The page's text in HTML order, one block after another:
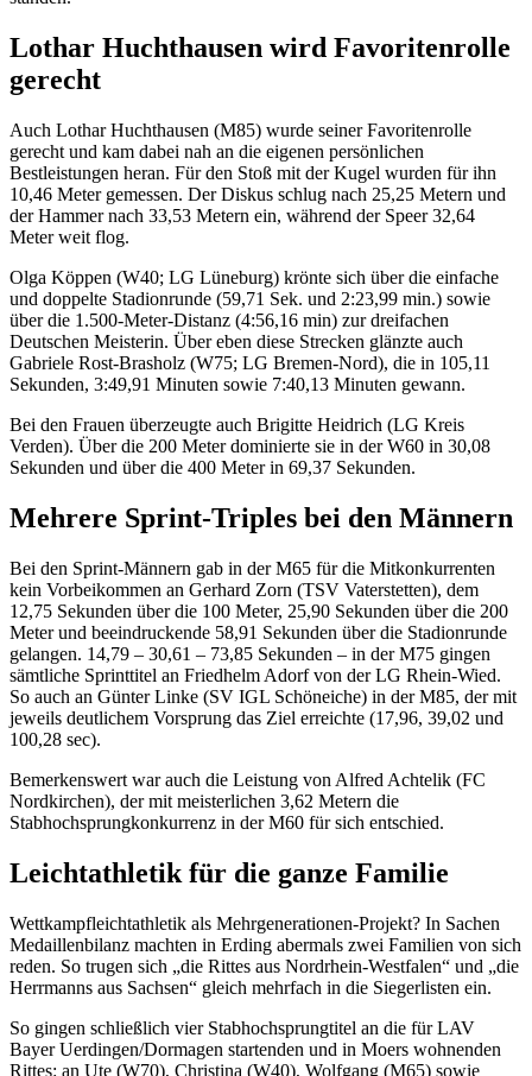
Lothar Huchthausen wird Favoritenrolle
gerecht
Auch Lothar Huchthausen (M85) wurde seiner Favoritenrolle
gerecht und kam dabei nah an die eigenen persönlichen
Bestleistungen heran. Für den Stoß mit der Kugel wurden für ihn
10,46 Meter gemessen. Der Diskus schlug nach 25,25 Metern und
der Hammer nach 33,53 Metern ein, während der Speer 32,64
Meter weit flog.
Olga Köppen (W40; LG Lüneburg) krönte sich über die einfache
und doppelte Stadionrunde (59,71 Sek. und 2:23,99 min.) sowie
über die 1.500-Meter-Distanz (4:56,16 min) zur dreifachen
Deutschen Meisterin. Über eben diese Strecken glänzte auch
Gabriele Rost-Brasholz (W75; LG Bremen-Nord), die in 105,11
Sekunden, 3:49,91 Minuten sowie 7:40,13 Minuten gewann.
Bei den Frauen überzeugte auch Brigitte Heidrich (LG Kreis
Verden). Über die 200 Meter dominierte sie in der W60 in 30,08
Sekunden und über die 400 Meter in 69,37 Sekunden.
Mehrere Sprint-Triples bei den Männern
Bei den Sprint-Männern gab in der M65 für die Mitkonkurrenten
kein Vorbeikommen an Gerhard Zorn (TSV Vaterstetten), dem
12,75 Sekunden über die 100 Meter, 25,90 Sekunden über die 200
Meter und beeindruckende 58,91 Sekunden über die Stadionrunde
gelangen. 14,79 – 30,61 – 73,85 Sekunden – in der M75 gingen
sämtliche Sprinttitel an Friedhelm Adorf von der LG Rhein-Wied.
So auch an Günter Linke (SV IGL Schöneiche) in der M85, der mit
jeweils deutlichem Vorsprung das Ziel erreichte (17,96, 39,02 und
100,28 sec).
Bemerkenswert war auch die Leistung von Alfred Achtelik (FC
Nordkirchen), der mit meisterlichen 3,62 Metern die
Stabhochsprungkonkurrenz in der M60 für sich entschied.
Leichtathletik für die ganze Familie
Wettkampfleichtathletik als Mehrgenerationen-Projekt? In Sachen
Medaillenbilanz machten in Erding abermals zwei Familien von sich
reden. So trugen sich „die Rittes aus Nordrhein-Westfalen“ und „die
Herrmanns aus Sachsen“ gleich mehrfach in die Siegerlisten ein.
So gingen schließlich vier Stabhochsprungtitel an die für LAV
Bayer Uerdingen/Dormagen startenden und in Moers wohnenden
Rittes: an Ute (W70), Christina (W40), Wolfgang (M65) sowie